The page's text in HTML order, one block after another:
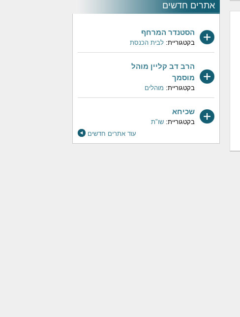
אתרים חדשים
הסטנדר המרחף
בקטגוריית: לבית הכנסת
הרב דב קליין מוהל
מוסמך
בקטגוריית: מוהלים
שכיחא
בקטגוריית: שו"ת
עוד אתרים חדשים